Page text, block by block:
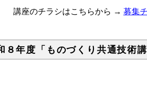
のチラシはこちらから → 募集
８年度「ものづくり共通技術